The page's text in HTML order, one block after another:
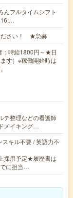
フルタイムシフト
16:…
ださい！ ★急募
時給1800円～★日
す）※稼働開始時は
整理などの看護師
メイキング…
キル不要 / 英語力不
採用予定★履歴書は
に担当…